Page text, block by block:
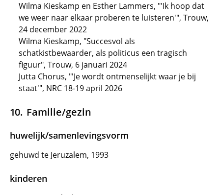
Wilma Kieskamp en Esther Lammers, "'Ik hoop dat
we weer naar elkaar proberen te luisteren'", Trouw,
24 december 2022
Wilma Kieskamp, "Succesvol als
schatkistbewaarder, als politicus een tragisch
figuur", Trouw, 6 januari 2024
Jutta Chorus, "'Je wordt ontmenselijkt waar je bij
staat'", NRC 18-19 april 2026
Familie/gezin
huwelijk/samenlevingsvorm
gehuwd te Jeruzalem, 1993
kinderen